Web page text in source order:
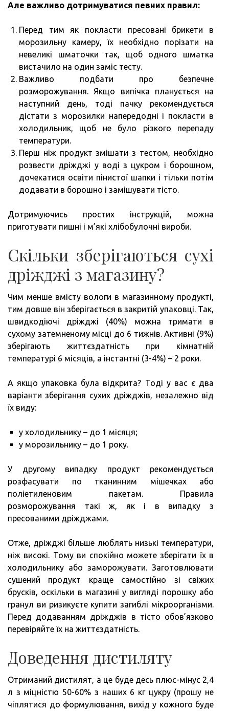
Але важливо дотримуватися певних правил:
Перед тим як покласти пресовані брикети в
морозильну камеру, їх необхідно порізати на
невеликі шматочки так, щоб одного шматка
вистачило на один заміс тесту.
Важливо подбати про безпечне
розморожування. Якщо випічка планується на
наступний день, тоді пачку рекомендується
дістати з морозилки напередодні і покласти в
холодильник, щоб не було різкого перепаду
температури.
Перш ніж продукт змішати з тестом, необхідно
розвести дріжджі у воді з цукром і борошном,
дочекатися освіти пінистої шапки і тільки потім
додавати в борошно і замішувати тісто.
Дотримуючись простих інструкцій, можна
приготувати пишні і м’які хлібобулочні вироби.
Скільки зберігаються сухі
дріжджі з магазину?
Чим менше вмісту вологи в магазинному продукті,
тим довше він зберігається в закритій упаковці. Так,
швидкодіючі дріжджі (40%) можна тримати в
сухому затемненому місці до 6 тижнів. Активні (9%)
зберігають життєздатність при кімнатній
температурі 6 місяців, а інстантні (3-4%) – 2 роки.
А якщо упаковка була відкрита? Тоді у вас є два
варіанти зберігання сухих дріжджів, незалежно від
їх виду:
у холодильнику – до 1 місяця;
у морозильнику – до 1 року.
У другому випадку продукт рекомендується
розфасувати по тканинним мішечках або
поліетиленовим пакетам. Правила
розморожування такі ж, як і в випадку з
пресованими дріжджами.
Отже, дріжджі більше люблять низькі температури,
ніж високі. Тому ви спокійно можете зберігати їх в
холодильнику або заморожувати. Заготовлювати
сушений продукт краще самостійно зі свіжих
брусків, оскільки в магазині у вигляді порошку або
гранул ви ризикуєте купити загиблі мікроорганізми.
Перед додаванням дріжджів в тісто обов’язково
перевіряйте їх на життєздатність.
Доведення дистиляту
Отриманий дистилят, а це буде десь плюс-мінус 2,4
л з міцністю 50-60% з наших 6 кг цукру (прошу не
чіплятися до формулювання, вихід у кожного буде